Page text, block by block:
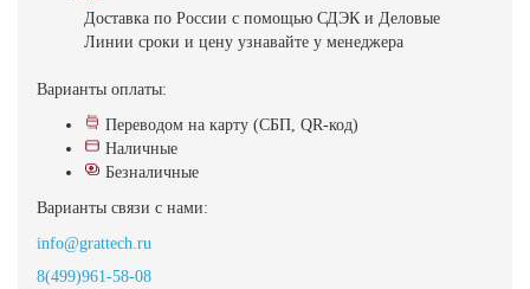
Доставка по России с помощью СДЭК и Деловые
Линии сроки и цену узнавайте у менеджера
Варианты оплаты:
Переводом на карту (СБП, QR-код)
Наличные
Безналичные
Варианты связи с нами:
info@grattech.ru
8(499)961-58-08